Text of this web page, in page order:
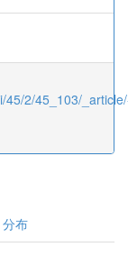
45/2/45_103/
分布